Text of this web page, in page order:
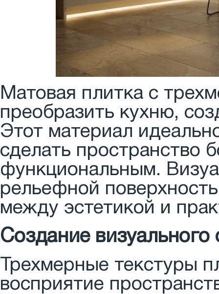
Матовая плитка с
преобразить кухню,
Этот материал
сделать пространство
функциональным.
рельефной
между эстетикой и
Создание визуального
Трехмерные текстуры
восприятие